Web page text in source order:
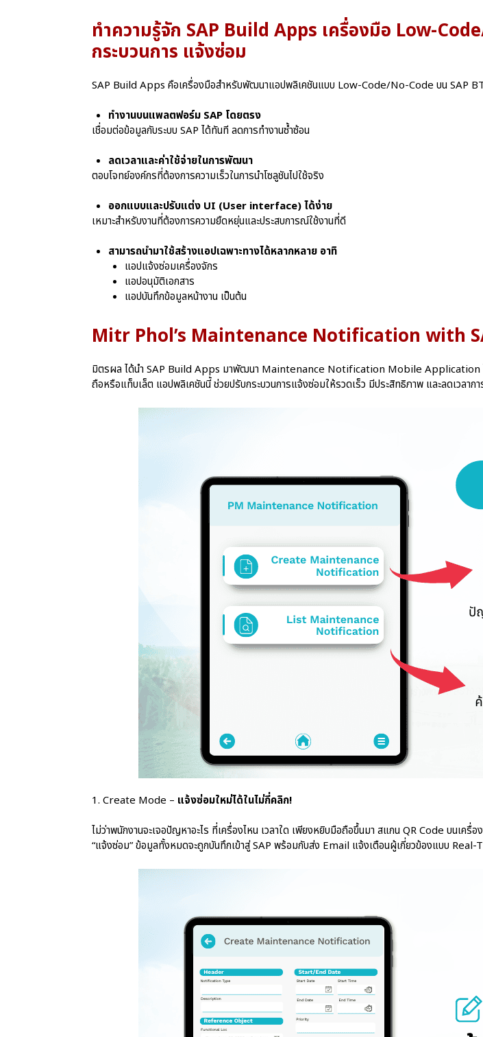
ทำความรู้จัก SAP Build Apps เครื่องมือ Low-
กระบวนการ แจ้งซ่อม
SAP Build Apps คือเครื่องมือสำหรับพัฒนาแอปพลิเคชันแบบ Low-Code/No-Code บน SAP
ทำงานบนแพลตฟอร์ม SAP โดยตรง
เชื่อมต่อข้อมูลกับระบบ SAP ได้ทันที ลดการทำงานซ้ำซ้อน
ลดเวลาและค่าใช้จ่ายในการพัฒนา
ตอบโจทย์องค์กรที่ต้องการความเร็วในการนำโซลูชันไปใช้จริง
ออกแบบและปรับแต่ง UI (User interface) ได้ง่าย
เหมาะสำหรับงานที่ต้องการความยืดหยุ่นและประสบการณ์ใช้งานที่ดี
สามารถนำมาใช้สร้างแอปเฉพาะทางได้หลากหลาย อาทิ
แอปแจ้งซ่อมเครื่องจักร
แอปอนุมัติเอกสาร
แอปบันทึกข้อมูลหน้างาน เป็นต้น
Mitr Phol’s Maintenance Notification with
มิตรผล ได้นำ SAP Build Apps มาพัฒนา Maintenance Notification Mobile Application โด
ถือหรือแท็บเล็ต แอปพลิเคชันนี้ ช่วยปรับกระบวนการแจ้งซ่อมให้รวดเร็ว มีประสิทธิภาพ และลดเวลา
1. Create Mode – แจ้งซ่อมใหม่ได้ในไม่กี่คลิก! ​​​​
ไม่ว่าพนักงานจะเจอปัญหาอะไร ที่เครื่องไหน เวลาใด เพียงหยิบมือถือขึ้นมา สแกน QR Code บนเค
“แจ้งซ่อม” ข้อมูลทั้งหมดจะถูกบันทึกเข้าสู่ SAP พร้อมกับส่ง Email แจ้งเตือนผู้เกี่ยวข้องแบบ Real-